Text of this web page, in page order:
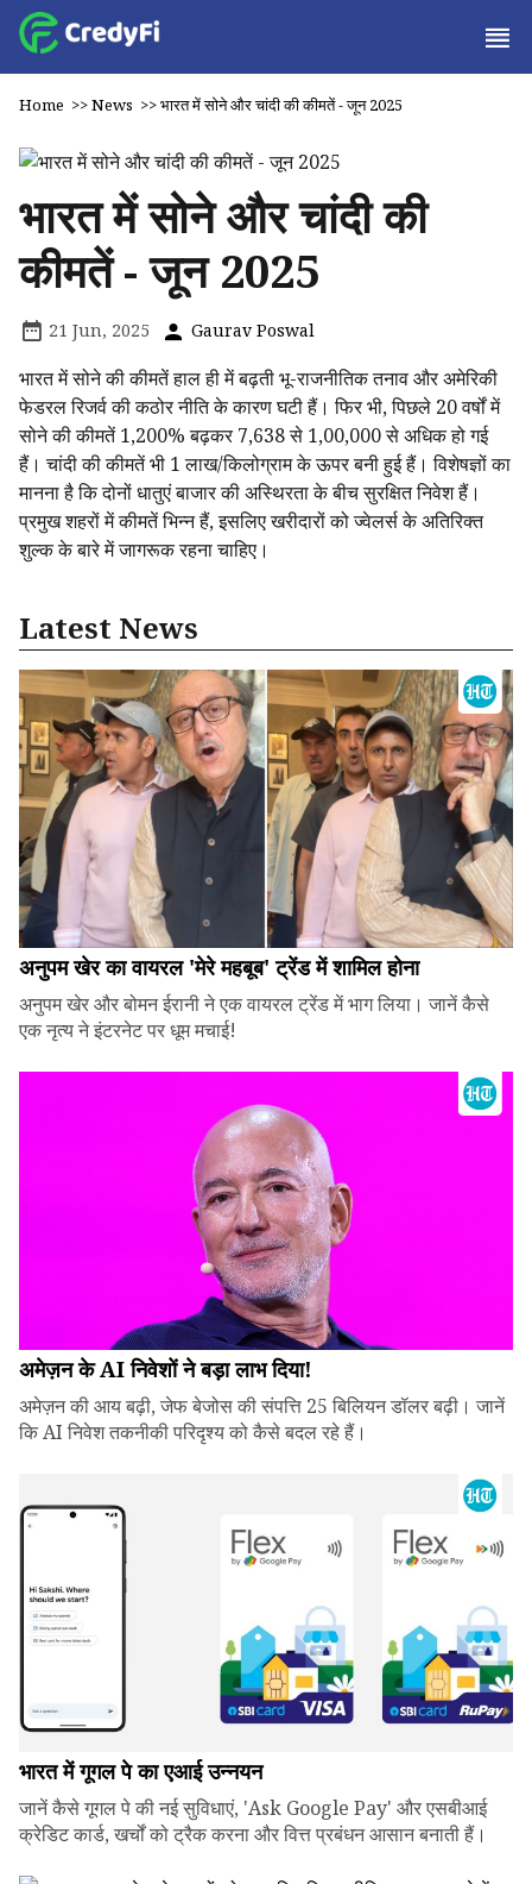
Home >>News >>भारत में सोने और चांदी की कीमतें - जून 2025
भारत में सोने और चांदी की
कीमतें - जून 2025
21 Jun, 2025 Gaurav Poswal
भारत में सोने की कीमतें हाल ही में बढ़ती भू-राजनीतिक तनाव और अमेरिकी
फेडरल रिजर्व की कठोर नीति के कारण घटी हैं। फिर भी, पिछले 20 वर्षों में
सोने की कीमतें 1,200% बढ़कर ₹7,638 से ₹1,00,000 से अधिक हो गई
हैं। चांदी की कीमतें भी ₹1 लाख/किलोग्राम के ऊपर बनी हुई हैं। विशेषज्ञों का
मानना है कि दोनों धातुएं बाजार की अस्थिरता के बीच सुरक्षित निवेश हैं।
प्रमुख शहरों में कीमतें भिन्न हैं, इसलिए खरीदारों को ज्वेलर्स के अतिरिक्त
शुल्क के बारे में जागरूक रहना चाहिए।
Latest News
अनुपम खेर का वायरल 'मेरे महबूब' ट्रेंड में शामिल होना
अनुपम खेर और बोमन ईरानी ने एक वायरल ट्रेंड में भाग लिया। जानें कैसे
एक नृत्य ने इंटरनेट पर धूम मचाई!
अमेज़न के AI निवेशों ने बड़ा लाभ दिया!
अमेज़न की आय बढ़ी, जेफ बेजोस की संपत्ति 25 बिलियन डॉलर बढ़ी। जानें
कि AI निवेश तकनीकी परिदृश्य को कैसे बदल रहे हैं।
भारत में गूगल पे का एआई उन्नयन
जानें कैसे गूगल पे की नई सुविधाएं, 'Ask Google Pay' और एसबीआई
क्रेडिट कार्ड, खर्चों को ट्रैक करना और वित्त प्रबंधन आसान बनाती हैं।